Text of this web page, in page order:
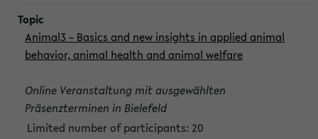
Animal3 – Basics and new insights in applied animal
behavior, animal health and animal welfare
Online Veranstaltung mit ausgewählten
Präsenzterminen in Bielefeld
Limited number of participants: 20